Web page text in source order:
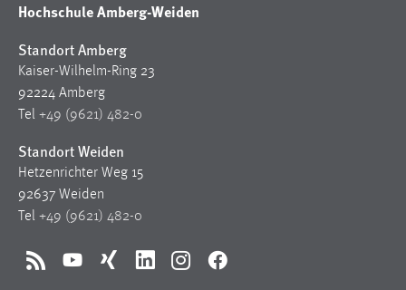
Hochschule Amberg-Weiden
Standort Amberg
Kaiser-Wilhelm-Ring 23
92224 Amberg
Tel +49 (9621) 482-0
Standort Weiden
Hetzenrichter Weg 15
92637 Weiden
Tel +49 (9621) 482-0
RSS YouTubeXing LinkedInInstagramFacebook